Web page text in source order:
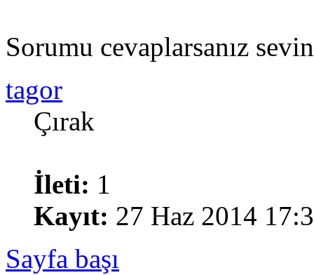
Sorumu cevaplarsanız
tagor
Çırak
İleti: 1
Kayıt: 27 Haz 2014
Sayfa başı